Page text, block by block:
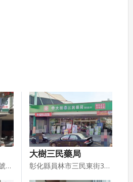
新北市土城區裕生路8號1、2樓
大樹三民藥局
彰化縣員林市三民東街356號